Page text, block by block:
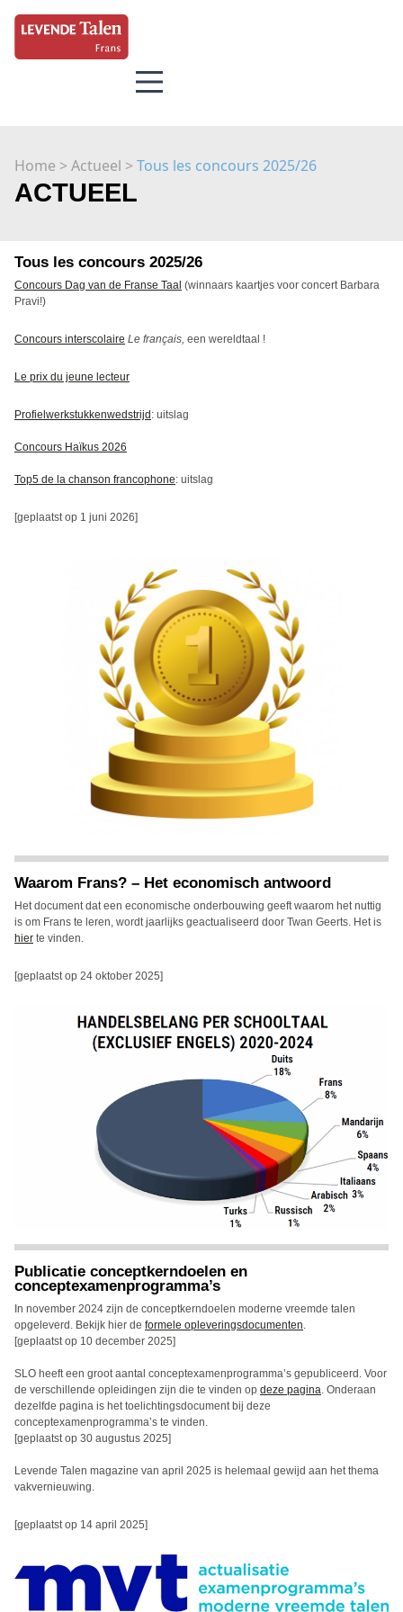
Home > Actueel >Tous les concours 2025/26
ACTUEEL
Tous les concours 2025/26
Concours Dag van de Franse Taal (winnaars kaartjes voor concert Barbara
Pravi!)
Concours interscolaire Le français, een wereldtaal !
Le prix du jeune lecteur
Profielwerkstukkenwedstrijd : uitslag
Concours Haïkus 2026
Top5 de la chanson francophone: uitslag
[geplaatst op 1 juni 2026]
Waarom Frans? – Het economisch antwoord
Het document dat een economische onderbouwing geeft waarom het nuttig
is om Frans te leren, wordt jaarlijks geactualiseerd door Twan Geerts. Het is
hier te vinden.
[geplaatst op 24 oktober 2025]
Publicatie conceptkerndoelen en
conceptexamenprogramma’s
In november 2024 zijn de conceptkerndoelen moderne vreemde talen
opgeleverd. Bekijk hier de formele opleveringsdocumenten.
[geplaatst op 10 december 2025]
SLO heeft een groot aantal conceptexamenprogramma’s gepubliceerd. Voor
de verschillende opleidingen zijn die te vinden op deze pagina. Onderaan
dezelfde pagina is het toelichtingsdocument bij deze
conceptexamenprogramma’s te vinden.
[geplaatst op 30 augustus 2025]
Levende Talen magazine van april 2025 is helemaal gewijd aan het thema
vakvernieuwing.
[geplaatst op 14 april 2025]